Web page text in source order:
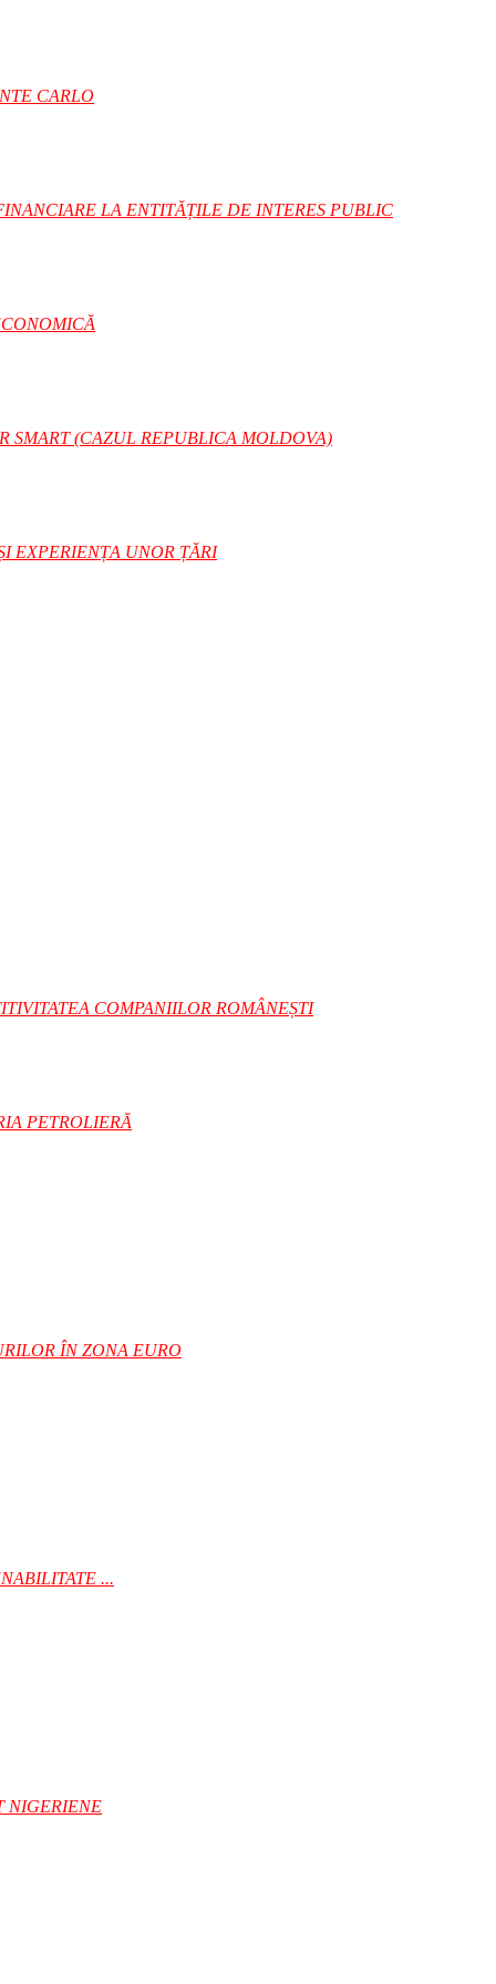
CARLO
LA ENTITĂȚILE DE INTERES PUBLIC
SMART (CAZUL REPUBLICA MOLDOVA)
EXPERIENȚA UNOR ȚĂRI
COMPANIILOR ROMÂNEȘTI
PETROLIERĂ
ÎN ZONA EURO
...
NIGERIENE